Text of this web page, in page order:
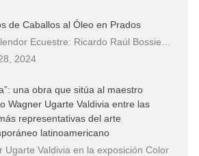
de Caballos al Óleo en Prados
Ecuestre: Ricardo Raúl Bossie…
2024
una obra que sitúa al maestro
Wagner Ugarte Valdivia entre las
representativas del arte
latinoamericano
Ugarte Valdivia en la exposición Color